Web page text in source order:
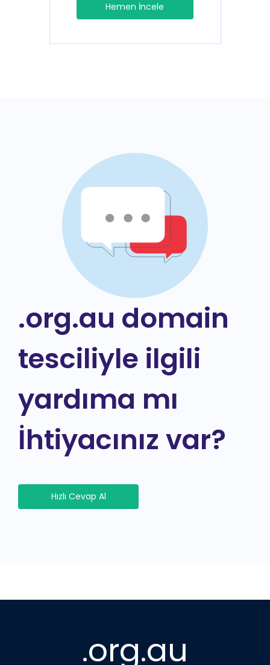
Hemen İncele
.org.au domain
tesciliyle ilgili
yardıma mı
İhtiyacınız var?
Hızlı Cevap Al
.org.au